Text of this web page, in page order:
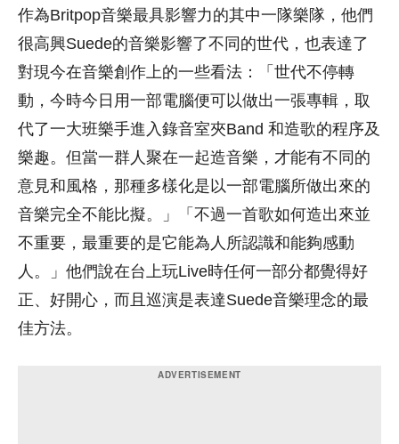
作為Britpop音樂最具影響力的其中一隊樂隊，他們
很高興Suede的音樂影響了不同的世代，也表達了
對現今在音樂創作上的一些看法：「世代不停轉
動，今時今日用一部電腦便可以做出一張專輯，取
代了一大班樂手進入錄音室夾Band 和造歌的程序及
樂趣。但當一群人聚在一起造音樂，才能有不同的
意見和風格，那種多樣化是以一部電腦所做出來的
音樂完全不能比擬。」「不過一首歌如何造出來並
不重要，最重要的是它能為人所認識和能夠感動
人。」他們說在台上玩Live時任何一部分都覺得好
正、好開心，而且巡演是表達Suede音樂理念的最
佳方法。